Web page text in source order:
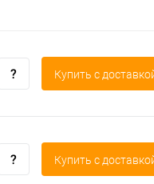
Купить c
Купить c